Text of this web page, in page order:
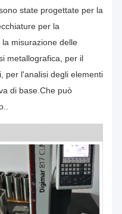
state progettate per la
per la
misurazione delle
metallografica, per il
per l'analisi degli elementi
di base.Che può